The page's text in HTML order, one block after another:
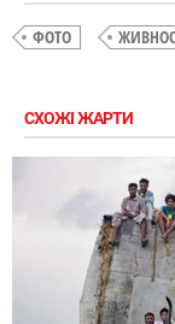
ФОТО
СХОЖІ ЖАРТИ